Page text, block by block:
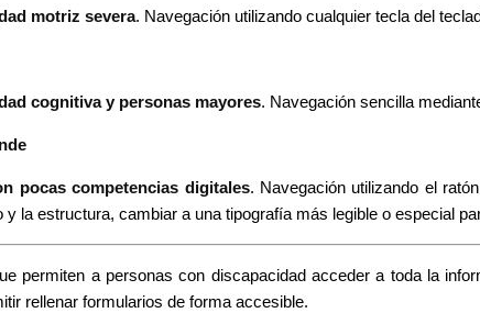
motriz severa. Navegación utilizando cualquier tecla del
cognitiva y personas mayores. Navegación sencilla
pocas competencias digitales. Navegación utilizando el
la estructura, cambiar a una tipografía más legible o especial
permiten a personas con discapacidad acceder a toda la
rellenar formularios de forma accesible.